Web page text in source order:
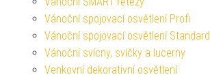
Vánoční spojovací osvětlení Profi
Vánoční spojovací osvětlení Standard
Vánoční svícny, svíčky a lucerny
Venkovní dekorativní osvětlení